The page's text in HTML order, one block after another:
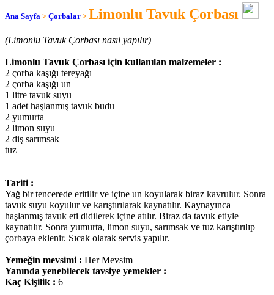
Ana Sayfa > Çorbalar > Limonlu Tavuk Çorbası
(Limonlu Tavuk Çorbası nasıl yapılır)
Limonlu Tavuk Çorbası için kullanılan malzemeler :
2 çorba kaşığı tereyağı
2 çorba kaşığı un
1 litre tavuk suyu
1 adet haşlanmış tavuk budu
2 yumurta
2 limon suyu
2 diş sarımsak
tuz
Tarifi :
Yağ bir tencerede eritilir ve içine un koyularak biraz kavrulur. Sonra
tavuk suyu koyulur ve karıştırılarak kaynatılır. Kaynayınca
haşlanmış tavuk eti didilerek içine atılır. Biraz da tavuk etiyle
kaynatılır. Sonra yumurta, limon suyu, sarımsak ve tuz karıştırılıp
çorbaya eklenir. Sıcak olarak servis yapılır.
Yemeğin mevsimi : Her Mevsim
Yanında yenebilecek tavsiye yemekler :
Kaç Kişilik : 6